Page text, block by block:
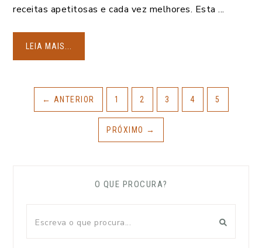
receitas apetitosas e cada vez melhores. Esta ...
LEIA MAIS...
← ANTERIOR 1 2 3 4 5
PRÓXIMO →
O QUE PROCURA?